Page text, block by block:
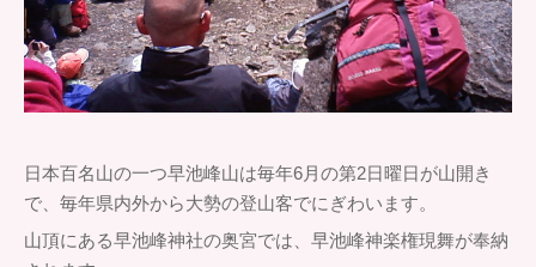
日本百名山の一つ早池峰山は毎年6月の第2日曜日が山開き
で、毎年県内外から大勢の登山客でにぎわいます。
山頂にある早池峰神社の奥宮では、早池峰神楽権現舞が奉納